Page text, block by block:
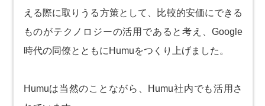
える際に取りうる方策として、比較的安価にできる
ものがテクノロジーの活用であると考え、Google
時代の同僚とともにHumuをつくり上げました。
Humuは当然のことながら、Humu社内でも活用さ